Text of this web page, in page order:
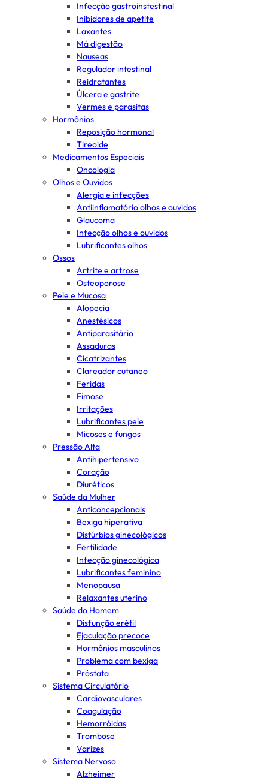
Infecção gastroinstestinal
Inibidores de apetite
Laxantes
Má digestão
Nauseas
Regulador intestinal
Reidratantes
Úlcera e gastrite
Vermes e parasitas
Hormônios
Reposição hormonal
Tireoide
Medicamentos Especiais
Oncologia
Olhos e Ouvidos
Alergia e infecções
Antiinflamatório olhos e ouvidos
Glaucoma
Infecção olhos e ouvidos
Lubrificantes olhos
Ossos
Artrite e artrose
Osteoporose
Pele e Mucosa
Alopecia
Anestésicos
Antiparasitário
Assaduras
Cicatrizantes
Clareador cutaneo
Feridas
Fimose
Irritações
Lubrificantes pele
Micoses e fungos
Pressão Alta
Antihipertensivo
Coração
Diuréticos
Saúde da Mulher
Anticoncepcionais
Bexiga hiperativa
Distúrbios ginecológicos
Fertilidade
Infecção ginecológica
Lubrificantes feminino
Menopausa
Relaxantes uterino
Saúde do Homem
Disfunção erétil
Ejaculação precoce
Hormônios masculinos
Problema com bexiga
Próstata
Sistema Circulatório
Cardiovasculares
Coagulação
Hemorróidas
Trombose
Varizes
Sistema Nervoso
Alzheimer